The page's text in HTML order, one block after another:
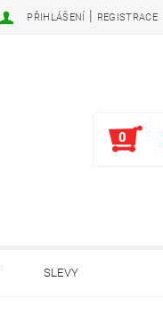
PŘIHLÁŠENÍ | REGISTRACE
0
SLEVY